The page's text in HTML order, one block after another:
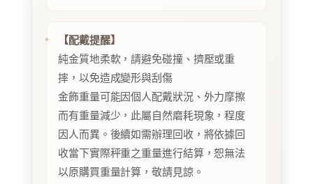
【配戴提醒】
純金質地柔軟，請避免碰撞、擠壓或重
摔，以免造成變形與刮傷
金飾重量可能因個人配戴狀況、外力摩擦
而有重量減少，此屬自然磨耗現象，程度
因人而異。後續如需辦理回收，將依據回
收當下實際秤重之重量進行結算，恕無法
以原購買重量計算，敬請見諒。